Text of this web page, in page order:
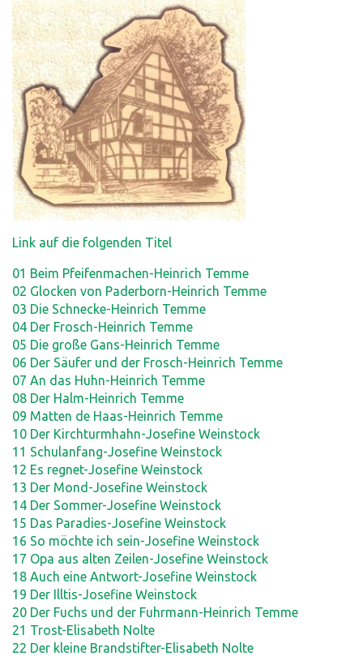
Link auf die folgenden Titel
01 Beim Pfeifenmachen-Heinrich Temme
02 Glocken von Paderborn-Heinrich Temme
03 Die Schnecke-Heinrich Temme
04 Der Frosch-Heinrich Temme
05 Die große Gans-Heinrich Temme
06 Der Säufer und der Frosch-Heinrich Temme
07 An das Huhn-Heinrich Temme
08 Der Halm-Heinrich Temme
09 Matten de Haas-Heinrich Temme
10 Der Kirchturmhahn-Josefine Weinstock
11 Schulanfang-Josefine Weinstock
12 Es regnet-Josefine Weinstock
13 Der Mond-Josefine Weinstock
14 Der Sommer-Josefine Weinstock
15 Das Paradies-Josefine Weinstock
16 So möchte ich sein-Josefine Weinstock
17 Opa aus alten Zeilen-Josefine Weinstock
18 Auch eine Antwort-Josefine Weinstock
19 Der Illtis-Josefine Weinstock
20 Der Fuchs und der Fuhrmann-Heinrich Temme
21 Trost-Elisabeth Nolte
22 Der kleine Brandstifter-Elisabeth Nolte